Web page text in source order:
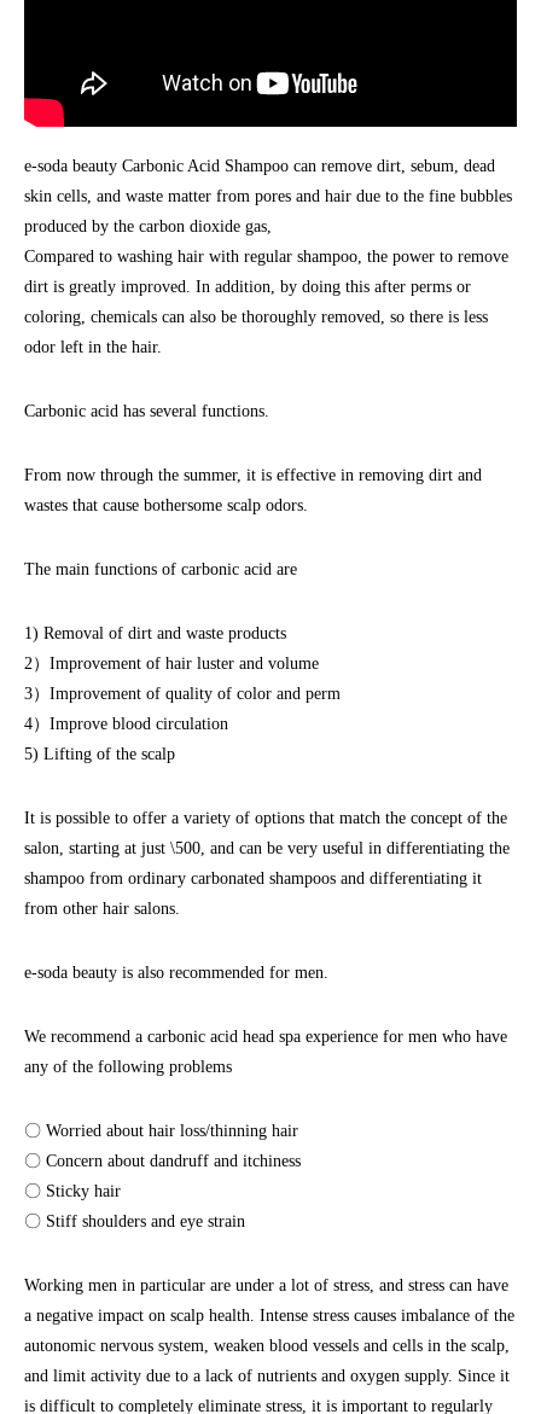
e-soda beauty Carbonic Acid Shampoo can remove dirt, sebum, dead
skin cells, and waste matter from pores and hair due to the fine bubbles
produced by the carbon dioxide gas,
Compared to washing hair with regular shampoo, the power to remove
dirt is greatly improved. In addition, by doing this after perms or
coloring, chemicals can also be thoroughly removed, so there is less
odor left in the hair.
Carbonic acid has several functions.
From now through the summer, it is effective in removing dirt and
wastes that cause bothersome scalp odors.
The main functions of carbonic acid are
1) Removal of dirt and waste products
2）Improvement of hair luster and volume
3）Improvement of quality of color and perm
4）Improve blood circulation
5) Lifting of the scalp
It is possible to offer a variety of options that match the concept of the
salon, starting at just \500, and can be very useful in differentiating the
shampoo from ordinary carbonated shampoos and differentiating it
from other hair salons.
e-soda beauty is also recommended for men.
We recommend a carbonic acid head spa experience for men who have
any of the following problems
〇 Worried about hair loss/thinning hair
〇 Concern about dandruff and itchiness
〇 Sticky hair
〇 Stiff shoulders and eye strain
Working men in particular are under a lot of stress, and stress can have
a negative impact on scalp health. Intense stress causes imbalance of the
autonomic nervous system, weaken blood vessels and cells in the scalp,
and limit activity due to a lack of nutrients and oxygen supply. Since it
is difficult to completely eliminate stress, it is important to regularly